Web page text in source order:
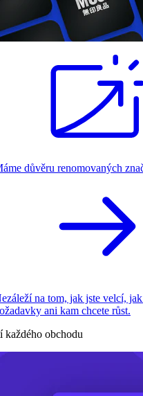
důvěru renomovaných
na tom, jak jste velcí,
ani kam chcete růst.
každého obchodu